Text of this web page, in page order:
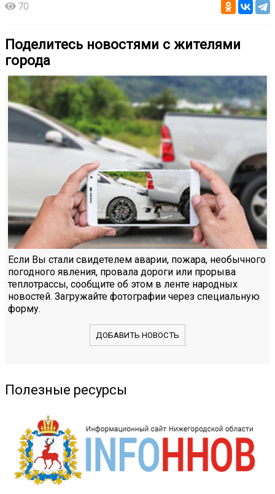
70
Поделитесь новостями с жителями
города
Если Вы стали свидетелем аварии, пожара, необычного
погодного явления, провала дороги или прорыва
теплотрассы, сообщите об этом в ленте народных
новостей. Загружайте фотографии через специальную
форму.
ДОБАВИТЬ НОВОСТЬ
Полезные ресурсы